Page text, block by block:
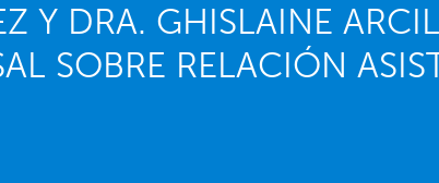
Y DRA. GHISLAINE
SOBRE RELACIÓN